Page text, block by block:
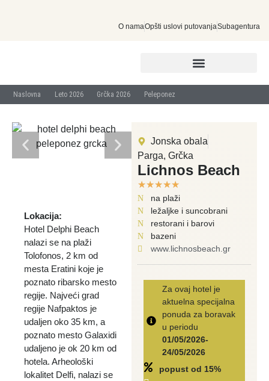
O namaOpšti uslovi putovanjaSubagentura
Naslovna Leto 2026 Grčka 2026 Peleponez
Lokacija:
Hotel Delphi Beach
nalazi se na plaži
Tolofonos, 2 km od
mesta Eratini koje je
poznato ribarsko mesto
regije. Najveći grad
regije Nafpaktos je
udaljen oko 35 km, a
poznato mesto Galaxidi
udaljeno je ok 20 km od
hotela. Arheološki
lokalitet Delfi, nalazi se
Jonska obala
Parga, Grčka
Lichnos Beach
☆☆☆☆☆
na plaži
ležaljke i suncobrani
restorani i barovi
bazeni
www.lichnosbeach.gr
Za ovaj hotel je
aktuelna specijalna
ponuda za boravak
u periodu
01/05/2026-
24/05/2026
popust od 15%